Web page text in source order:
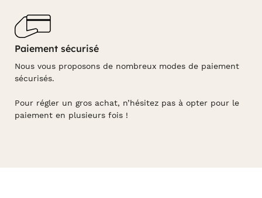
Paiement sécurisé
Nous vous proposons de nombreux modes de paiement
sécurisés.
Pour régler un gros achat, n’hésitez pas à opter pour le
paiement en plusieurs fois !